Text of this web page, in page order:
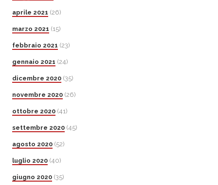
aprile 2021 (26)
marzo 2021 (15)
febbraio 2021 (23)
gennaio 2021 (24)
dicembre 2020 (35)
novembre 2020 (26)
ottobre 2020 (41)
settembre 2020 (45)
agosto 2020 (52)
luglio 2020 (40)
giugno 2020 (35)